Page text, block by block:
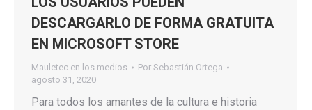
DESCARGARLO DE FORMA GRATUITA
EN MICROSOFT STORE
Mauletec en los medios Por Sebastián Ortega
agosto 31, 2020
Para todos los amantes de la cultura e historia